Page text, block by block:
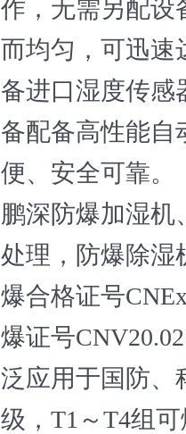
作，无需另配设
而均匀，可迅速
备进口湿度传感
备配备高性能自
便、安全可靠。
鹏深防爆加湿机
处理，防爆除湿
爆合格证号
爆证号
泛应用于国防、
级，T1～T4组